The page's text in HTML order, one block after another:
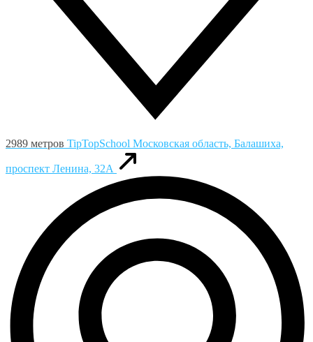
2989 метров TipTopSchool Московская область, Балашиха,
проспект Ленина, 32А